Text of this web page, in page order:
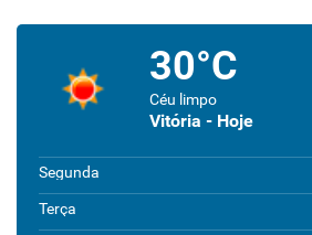
30°C
Céu limpo
Vitória - Hoje
Segunda
Terça